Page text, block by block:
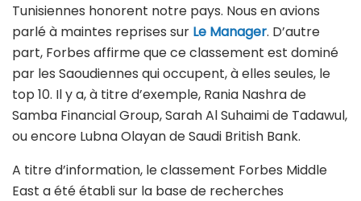
Tunisiennes honorent notre pays. Nous en avions
parlé à maintes reprises sur Le Manager. D’autre
part, Forbes affirme que ce classement est dominé
par les Saoudiennes qui occupent, à elles seules, le
top 10. Il y a, à titre d’exemple, Rania Nashra de
Samba Financial Group, Sarah Al Suhaimi de Tadawul,
ou encore Lubna Olayan de Saudi British Bank.
A titre d’information, le classement Forbes Middle
East a été établi sur la base de recherches